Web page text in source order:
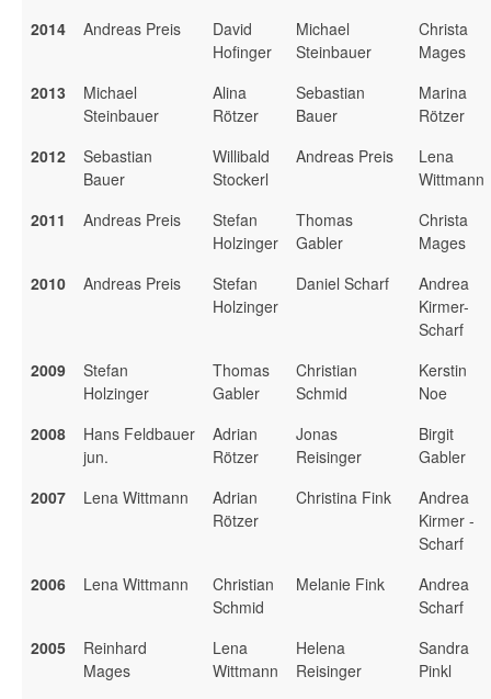
2014
Andreas Preis
David
Hofinger
Michael
Steinbauer
Christa
Mages
2013
Michael
Steinbauer
Alina
Rötzer
Sebastian
Bauer
Marina
Rötzer
2012
Sebastian
Bauer
Willibald
Stockerl
Andreas Preis
Lena
Wittmann
2011
Andreas Preis
Stefan
Holzinger
Thomas
Gabler
Christa
Mages
2010
Andreas Preis
Stefan
Holzinger
Daniel Scharf
Andrea
Kirmer-
Scharf
2009
Stefan
Holzinger
Thomas
Gabler
Christian
Schmid
Kerstin
Noe
2008
Hans Feldbauer
jun.
Adrian
Rötzer
Jonas
Reisinger
Birgit
Gabler
2007
Lena Wittmann
Adrian
Rötzer
Christina Fink
Andrea
Kirmer -
Scharf
2006
Lena Wittmann
Christian
Schmid
Melanie Fink
Andrea
Scharf
2005
Reinhard
Mages
Lena
Wittmann
Helena
Reisinger
Sandra
Pinkl